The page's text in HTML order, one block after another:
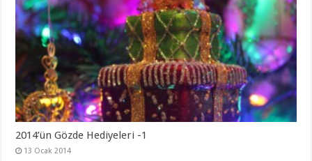
2014’ün Gözde Hediyeleri -1
13 Ocak 2014